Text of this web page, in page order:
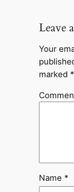
Leave
Your
marked *
Name *